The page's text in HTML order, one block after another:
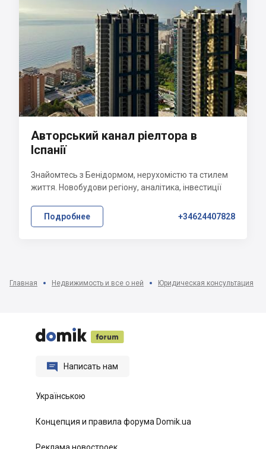
Авторський канал ріелтора в
Іспанії
Знайомтесь з Бенідормом, нерухомістю та стилем
життя. Новобудови регіону, аналітика, інвестиції
Подробнее +34624407828
Главная Недвижимость и все о ней Юридическая консультация


 

 Написать нам
Українською
Концепция и правила форума Domik.ua